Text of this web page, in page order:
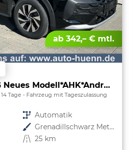
ab 342,– € mtl.
LIFE 1.5 eTSI DSG Neues Modell*AHK*Android Auto*SHZ*ACC*Kamera*5J Garantie*Klimaauto*
14 Tage Fahrzeug mit Tageszulassung
Getriebe Automatik
Außenfarbe
Grenadillschwarz Metallic
Kilometerstand 25 km